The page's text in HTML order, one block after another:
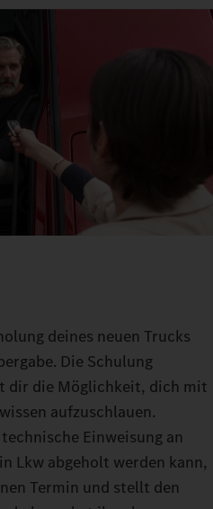
deines neuen Trucks
Die Schulung
dir die Möglichkeit, dich mit
aufzuschlauen.
Einweisung an
Lkw abgeholt werden kann,
Termin und stellt den